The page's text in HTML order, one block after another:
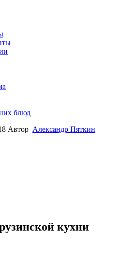
блюд
Автор Александр Пяткин
кухни